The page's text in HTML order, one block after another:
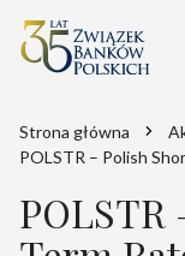
Strona główna
POLSTR – Polish
POLSTR